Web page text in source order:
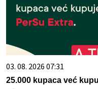
03. 08. 2026 07:31
25.000 kupaca već